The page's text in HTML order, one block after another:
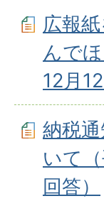
広報
んで
12月
納税
いて
回答）